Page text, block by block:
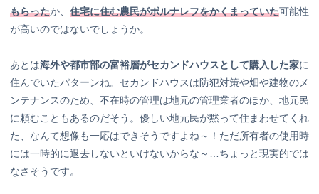
もらったか、 住宅に住む農民がポルナレフをかくまっていた可能性
が高いのではないでしょうか。
あとは海外や都市部の富裕層がセカンドハウスとして購入した家に
住んでいたパターンね。セカンドハウスは防犯対策や畑や建物のメ
ンテナンスのため、不在時の管理は地元の管理業者のほか、地元民
に頼むこともあるのだそう。優しい地元民が黙って住まわせてくれ
た、なんて想像も一応はできそうですよね～！ただ所有者の使用時
には一時的に退去しないといけないからな～…ちょっと現実的では
なさそうです。